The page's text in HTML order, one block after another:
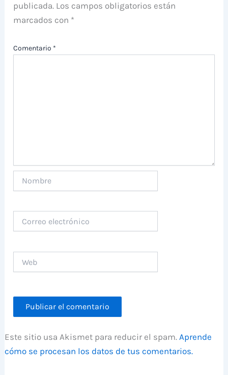
publicada. Los campos obligatorios están
marcados con *
Comentario *
electrónico
Este sitio usa Akismet para reducir el spam.Aprende
cómo se procesan los datos de tus comentarios.